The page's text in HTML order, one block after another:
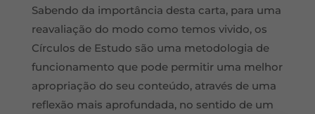
Sabendo da importância desta carta, para uma
reavaliação do modo como temos vivido, os
Círculos de Estudo são uma metodologia de
funcionamento que pode permitir uma melhor
apropriação do seu conteúdo, através de uma
reflexão mais aprofundada, no sentido de um